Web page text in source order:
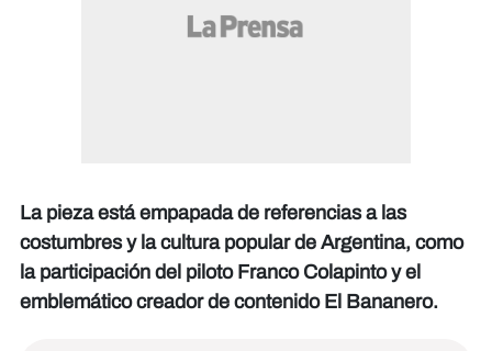
La pieza está empapada de referencias a las
costumbres y la cultura popular de Argentina, como
la participación del piloto Franco Colapinto y el
emblemático creador de contenido El Bananero.